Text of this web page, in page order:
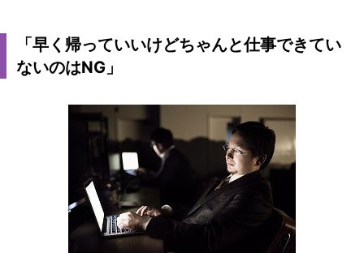
「早く帰っていいけどちゃんと仕事できてい
ないのはNG」